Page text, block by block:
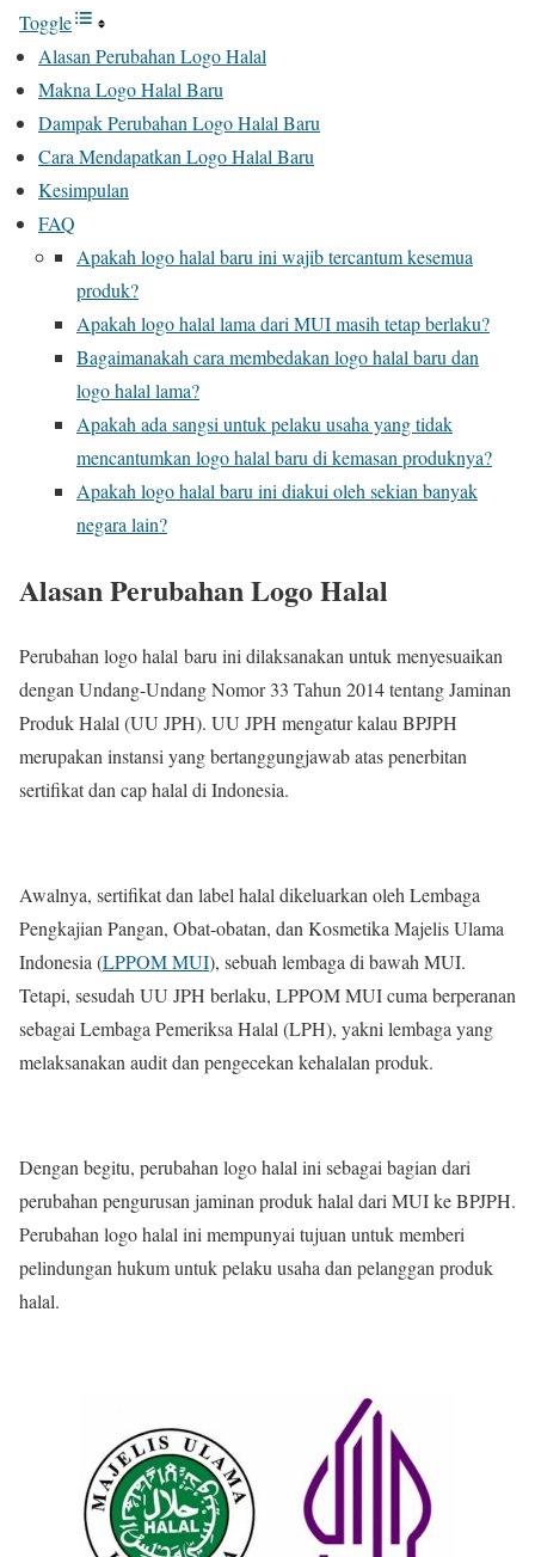
Toggle
Alasan Perubahan Logo Halal
Makna Logo Halal Baru
Dampak Perubahan Logo Halal Baru
Cara Mendapatkan Logo Halal Baru
Kesimpulan
FAQ
Apakah logo halal baru ini wajib tercantum kesemua
produk?
Apakah logo halal lama dari MUI masih tetap berlaku?
Bagaimanakah cara membedakan logo halal baru dan
logo halal lama?
Apakah ada sangsi untuk pelaku usaha yang tidak
mencantumkan logo halal baru di kemasan produknya?
Apakah logo halal baru ini diakui oleh sekian banyak
negara lain?
Alasan Perubahan Logo Halal
Perubahan logo halal baru ini dilaksanakan untuk menyesuaikan
dengan Undang-Undang Nomor 33 Tahun 2014 tentang Jaminan
Produk Halal (UU JPH). UU JPH mengatur kalau BPJPH
merupakan instansi yang bertanggungjawab atas penerbitan
sertifikat dan cap halal di Indonesia.
Awalnya, sertifikat dan label halal dikeluarkan oleh Lembaga
Pengkajian Pangan, Obat-obatan, dan Kosmetika Majelis Ulama
Indonesia (LPPOM MUI), sebuah lembaga di bawah MUI.
Tetapi, sesudah UU JPH berlaku, LPPOM MUI cuma berperanan
sebagai Lembaga Pemeriksa Halal (LPH), yakni lembaga yang
melaksanakan audit dan pengecekan kehalalan produk.
Dengan begitu, perubahan logo halal ini sebagai bagian dari
perubahan pengurusan jaminan produk halal dari MUI ke BPJPH.
Perubahan logo halal ini mempunyai tujuan untuk memberi
pelindungan hukum untuk pelaku usaha dan pelanggan produk
halal.